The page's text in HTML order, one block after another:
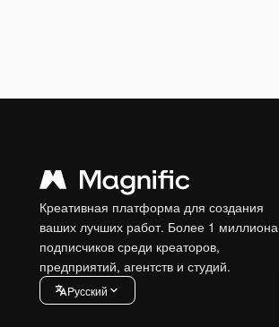
Креативная платформа для создания
ваших лучших работ. Более 1 миллиона
подписчиков среди креаторов,
предприятий, агентств и студий.
Pусский